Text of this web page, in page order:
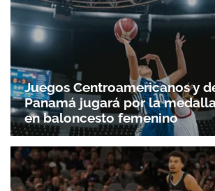
Juegos Centroamericanos y
Panamá jugará por la
en baloncesto femenino